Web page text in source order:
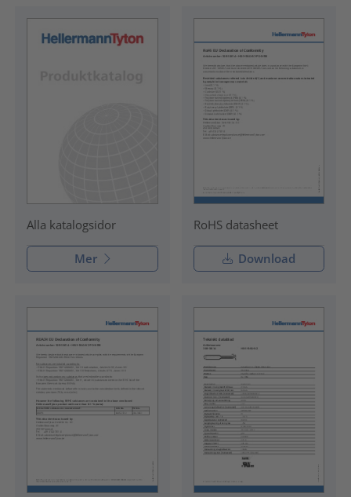
Alla katalogsidor
Mer
RoHS datasheet
Download